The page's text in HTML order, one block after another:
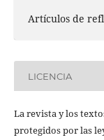
Artículos de
LICENCIA
La revista y los
protegidos por las